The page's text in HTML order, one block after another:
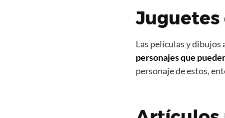
Las películas y dibujos
personajes que
personaje de estos,